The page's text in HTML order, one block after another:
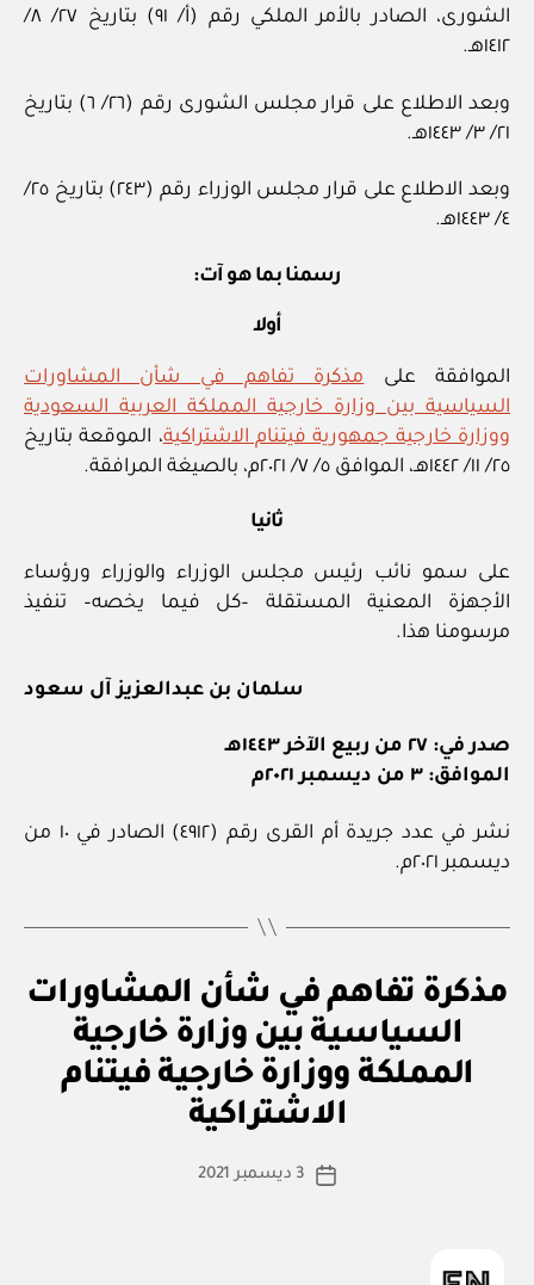
الشورى، الصادر بالأمر الملكي رقم (أ/ ٩١) بتاريخ ٢٧/ ٨/
١٤١٢هـ.
وبعد الاطلاع على قرار مجلس الشورى رقم (٢٦/ ٦) بتاريخ
٢١/ ٣/ ١٤٤٣هـ.
وبعد الاطلاع على قرار مجلس الوزراء رقم (٢٤٣) بتاريخ ٢٥/
٤/ ١٤٤٣هـ.
رسمنا بما هو آت:
أولا
الموافقة على مذكرة تفاهم في شأن المشاورات
السياسية بين وزارة خارجية المملكة العربية السعودية
ووزارة خارجية جمهورية فيتنام الاشتراكية، الموقعة بتاريخ
٢٥/ ١١/ ١٤٤٢هـ، الموافق ٥/ ٧/ ٢٠٢١م، بالصيغة المرافقة.
ثانيا
على سمو نائب رئيس مجلس الوزراء والوزراء ورؤساء
الأجهزة المعنية المستقلة –كل فيما يخصه– تنفيذ
مرسومنا هذا.
سلمان بن عبدالعزيز آل سعود
صدر في: ٢٧ من ربيع الآخر ١٤٤٣هـ
الموافق: ٣ من ديسمبر ٢٠٢١م
نشر في عدد جريدة أم القرى رقم (٤٩١٢) الصادر في ١٠ من
ديسمبر ٢٠٢١م.
التصنيفات
ظمذكرة تفاهم في شأن المشاورات
السياسية بين وزارة خارجية
المملكة ووزارة خارجية فيتنام
الاشتراكية
كاتب
بو
س
ة
تاريخ
3 ديسمبر 2021